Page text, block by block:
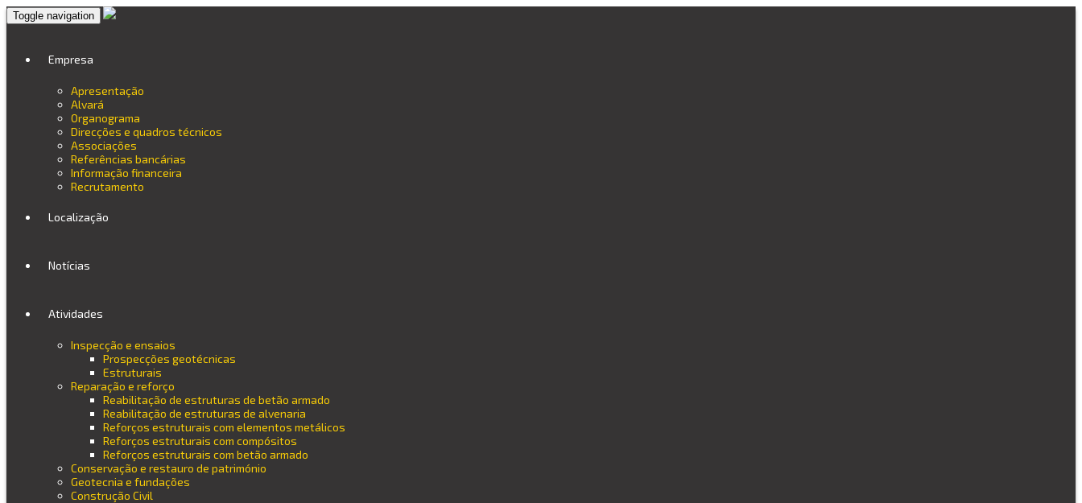
Toggle navigation
Empresa
Apresentação
Alvará
Organograma
Direcções e quadros técnicos
Associações
Referências bancárias
Informação financeira
Recrutamento
Localização
Notícias
Atividades
Inspecção e ensaios
Prospecções geotécnicas
Estruturais
Reparação e reforço
Reabilitação de estruturas de betão armado
Reabilitação de estruturas de alvenaria
Reforços estruturais com elementos metálicos
Reforços estruturais com compósitos
Reforços estruturais com betão armado
Conservação e restauro de património
Geotecnia e fundações
Construção Civil